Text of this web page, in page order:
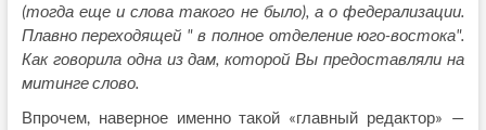
(тогда еще и слова такого не было), а о федерализации.
Плавно переходящей " в полное отделение юго-востока".
Как говорила одна из дам, которой Вы предоставляли на
митинге слово.
Впрочем, наверное именно такой «главный редактор» —